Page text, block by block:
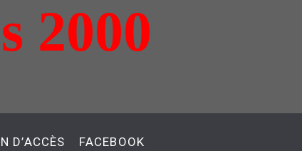
2000
D’ACCÈS FACEBOOK